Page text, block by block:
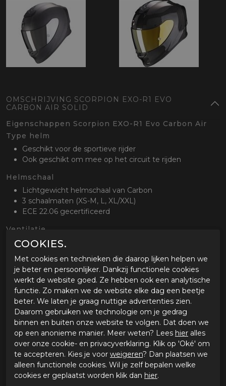
OMSCHRIJVING SCORPION EXO-R1 EVO
CARBON AIR SOLID
Eigenschappen Scorpion EXO-R1 Evo Carbon Air
Type helm
Geschikt voor de sportieve rijder
Ook geschikt om mee op het circuit te rijden
Helmschaal
Lichtgewicht helmschaal van Carbon
3 schaalmaten (XS-M, L, XL/XXL)
ECE 22.06 gecertificeerd
Ventilatie
Groot ventilatierooster bovenop de helm
lucht
Binnenvoering
Uitneembare en wasbare binnenvoering
Altijd een perfecte pasvorm dankzij het Airfit
systeem (opblaasbare wangkussens)
Kwikwick antibacterieel en sneldrogend materiaal
Kwikfit geschikt voor brildragers
Vizieren
Wordt geleverd met twee vizieren, helder en een
smoke vizier
COOKIES.
Met cookies en technieken die daarop lijken helpen we
je beter en persoonlijker. Dankzij functionele cookies
werkt de website goed. Ze hebben ook een analytische
functie. Zo maken we de website elke dag een beetje
beter. We laten je graag nuttige advertenties zien.
Daarom gebruiken we technologie om je gedrag
binnen en buiten onze website te volgen. Dat doen we
op een anonieme manier. Meer weten? Lees hier alles
over onze cookie- en privacyverklaring. Klik op 'Oké' om
te accepteren. Kies je voor weigeren? Dan plaatsen we
alleen functionele cookies. Wil je zelf bepalen welke
cookies er geplaatst worden klik dan hier.